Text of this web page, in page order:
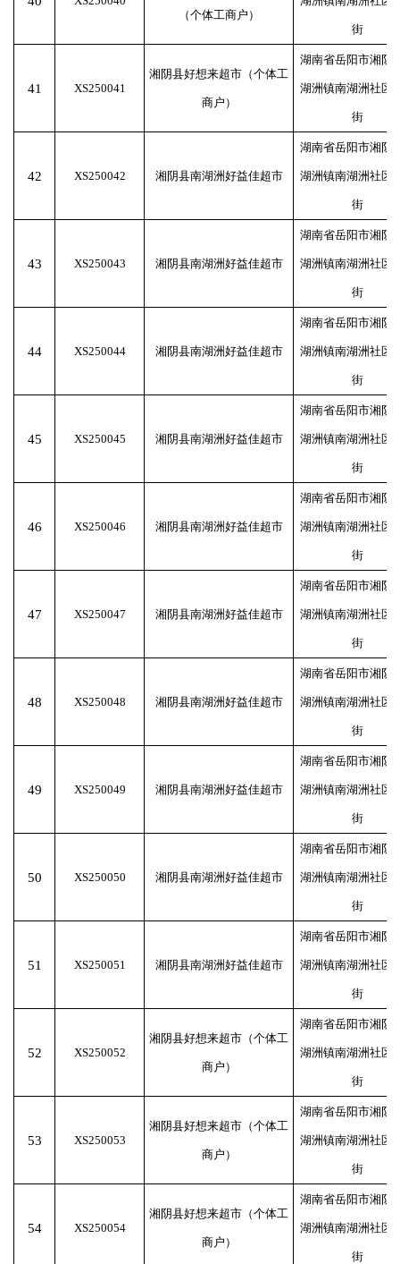
（个体工商户）
街
41 XS250041
湘阴县好想来超市（个体工
商户）
湖南省岳阳市湘阴
湖洲镇南湖洲社区
街
42 XS250042 湘阴县南湖洲好益佳超市
湖南省岳阳市湘阴
湖洲镇南湖洲社区
街
43 XS250043 湘阴县南湖洲好益佳超市
湖南省岳阳市湘阴
湖洲镇南湖洲社区
街
44 XS250044 湘阴县南湖洲好益佳超市
湖南省岳阳市湘阴
湖洲镇南湖洲社区
街
45 XS250045 湘阴县南湖洲好益佳超市
湖南省岳阳市湘阴
湖洲镇南湖洲社区
街
46 XS250046 湘阴县南湖洲好益佳超市
湖南省岳阳市湘阴
湖洲镇南湖洲社区
街
47 XS250047 湘阴县南湖洲好益佳超市
湖南省岳阳市湘阴
湖洲镇南湖洲社区
街
48 XS250048 湘阴县南湖洲好益佳超市
湖南省岳阳市湘阴
湖洲镇南湖洲社区
街
49 XS250049 湘阴县南湖洲好益佳超市
湖南省岳阳市湘阴
湖洲镇南湖洲社区
街
50 XS250050 湘阴县南湖洲好益佳超市
湖南省岳阳市湘阴
湖洲镇南湖洲社区
街
51 XS250051 湘阴县南湖洲好益佳超市
湖南省岳阳市湘阴
湖洲镇南湖洲社区
街
52 XS250052
湘阴县好想来超市（个体工
商户）
湖南省岳阳市湘阴
湖洲镇南湖洲社区
街
53 XS250053
湘阴县好想来超市（个体工
商户）
湖南省岳阳市湘阴
湖洲镇南湖洲社区
街
54 XS250054
湘阴县好想来超市（个体工
商户）
湖南省岳阳市湘阴
湖洲镇南湖洲社区
街